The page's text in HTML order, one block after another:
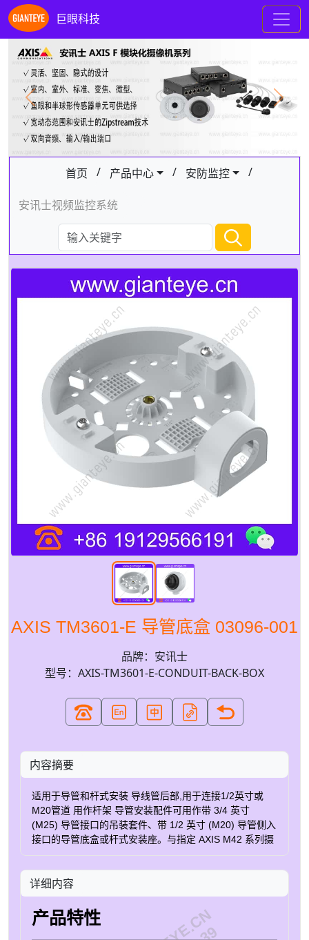
巨眼科技
Previous Next
首页 / 产品中心 / 安防监控 /
安讯士视频监控系统
AXIS TM3601-E 导管底盒 03096-001
品牌：安讯士
型号：AXIS-TM3601-E-CONDUIT-BACK-BOX
内容摘要
适用于导管和杆式安装 导线管后部,用于连接1/2英寸或
M20管道 用作杆架 导管安装配件可用作带 3/4 英寸
(M25) 导管接口的吊装套件、带 1/2 英寸 (M20) 导管侧入
接口的导管底盒或杆式安装座。与指定 AXIS M42 系列摄
管底盒。具有1/2英寸ACI接口,可使用ACI适配器。 有一个
集成的内三脚架螺纹,可用于标准摄像机架或支架。 用作
杆架 可用作 AXIS M42 系列室外摄像机的杆式安装座。
AXIS钢带TX30 不包括在内，单独出售。 订购部件编号
名称 Axis region 部件编号 AXIS TM3601-E 导管底盒 AR,
详细内容
产品特性